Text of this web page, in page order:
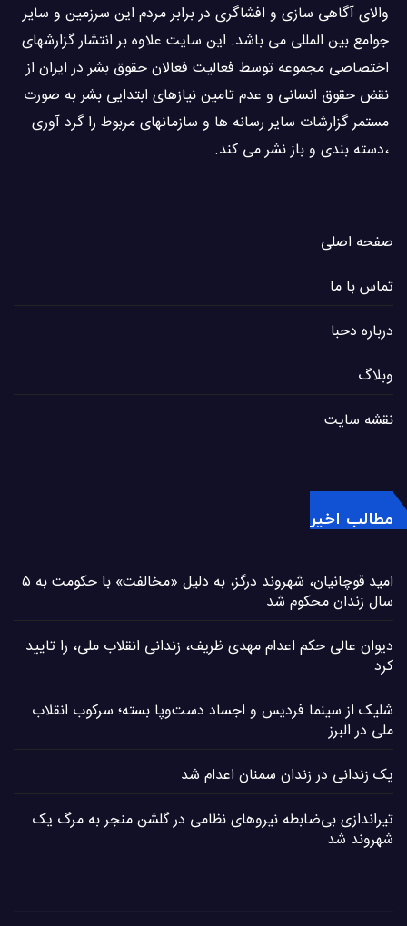
والاى آگاهى سازی و افشاگرى در برابر مردم این سرزمین و ساير
جوامع بین المللى می باشد. این سایت علاوه بر انتشار گزارشهای
اختصاصی مجموعه توسط فعاليت فعالان حقوق بشر در ایران از
نقض حقوق انسانی و عدم تامین نیازهای ابتدایی بشر به صورت
مستمر گزارشات سایر رسانه ها و سازمانهای مربوط را گرد آوری
،دسته بندی و باز نشر می كند.
صفحه اصلی
تماس با ما
درباره دحبا
وبلاگ
نقشه سایت
مطالب اخیر
امید قوچانیان، شهروند درگز، به دلیل «مخالفت» با حکومت به ۵
سال زندان محکوم شد
دیوان عالی حکم اعدام مهدی ظریف، زندانی انقلاب ملی، را تایید
کرد
شلیک از سینما فردیس و اجساد دست‌وپا بسته؛ سرکوب انقلاب
ملی در البرز
یک زندانی در زندان سمنان اعدام شد
تیراندازی بی‌ضابطه نیروهای نظامی در گلشن منجر به مرگ یک
شهروند شد